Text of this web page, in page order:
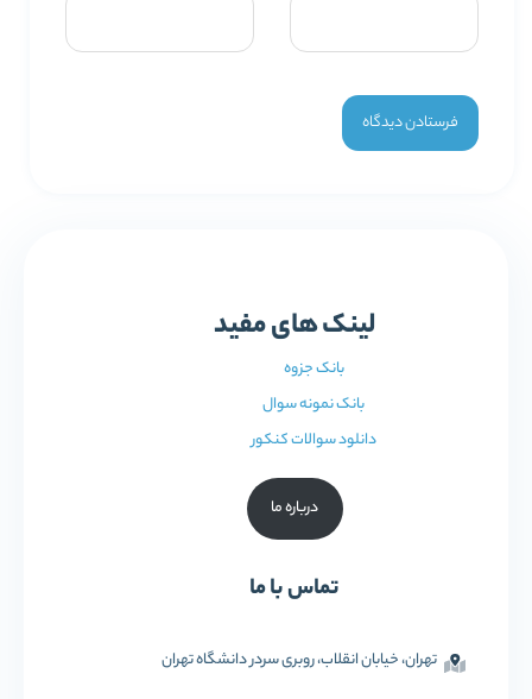
لینک های مفید
بانک جزوه
بانک نمونه سوال
دانلود سوالات کنکور
درباره ما
تماس با ما
تهران، خیابان انقلاب، روبری سردر دانشگاه تهران